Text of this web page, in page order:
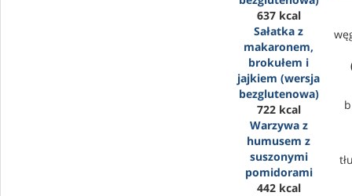
637 kcal
Sałatka z
makaronem,
brokułem i
jajkiem (wersja
bezglutenowa)
722 kcal
Warzywa z
humusem z
suszonymi
pomidorami
442 kcal